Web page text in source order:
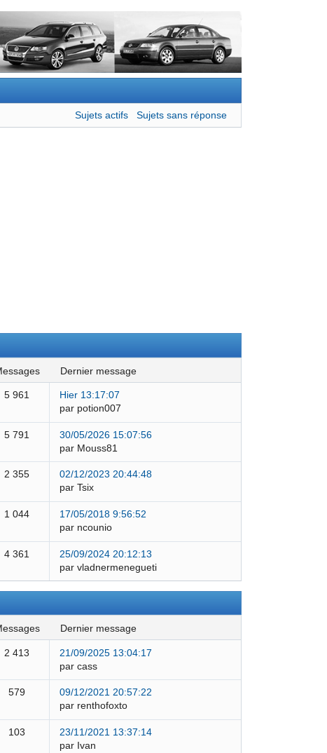
Sujets actifs Sujets sans réponse
messages dernier message
5 961
Hier 13:17:07
par potion007
5 791
30/05/2026 15:07:56
par Mouss81
2 355
02/12/2023 20:44:48
par Tsix
1 044
17/05/2018 9:56:52
par ncounio
4 361
25/09/2024 20:12:13
par vladnermenegueti
messages dernier message
2 413
21/09/2025 13:04:17
par cass
579
09/12/2021 20:57:22
par renthofoxto
103
23/11/2021 13:37:14
par Ivan